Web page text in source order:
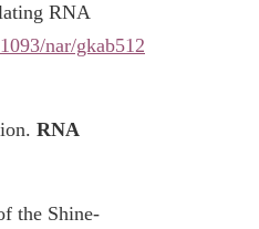
RNA
nar/gkab512
RNA
the Shine-